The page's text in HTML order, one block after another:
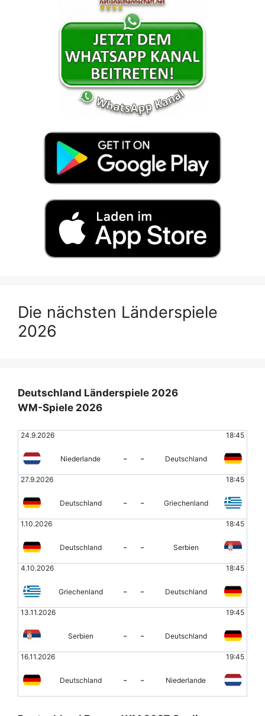
Die nächsten Länderspiele
2026
Deutschland Länderspiele 2026
WM-Spiele 2026
24.9.2026 18:45
Niederlande - - Deutschland
27.9.2026 18:45
Deutschland - - Griechenland
1.10.2026 18:45
Deutschland - - Serbien
4.10.2026 18:45
Griechenland - - Deutschland
13.11.2026 19:45
Serbien - - Deutschland
16.11.2026 19:45
Deutschland - - Niederlande